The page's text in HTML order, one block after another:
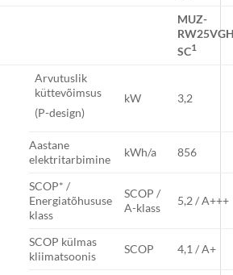
MUZ-
SC1
Arvutuslik
küttevõimsus
(P-design)
kW 3,2
Aastane
elektritarbimine
kWh/a 856
SCOP* /
Energiatõhususe
klass
SCOP /
A-klass
5,2 / A+++
SCOP külmas
kliimatsoonis
SCOP 4,1 / A+